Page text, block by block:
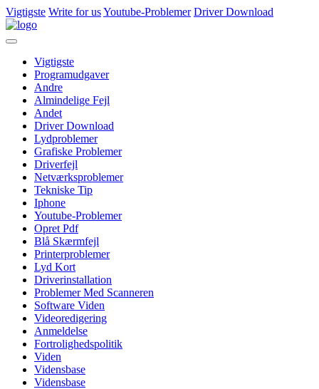
Vigtigste Write for usYoutube-Problemer Driver Download
Vigtigste
Programudgaver
Andre
Almindelige Fejl
Andet
Driver Download
Lydproblemer
Grafiske Problemer
Driverfejl
Netværksproblemer
Tekniske Tip
Iphone
Youtube-Problemer
Opret Pdf
Blå Skærmfejl
Printerproblemer
Lyd Kort
Driverinstallation
Problemer Med Scanneren
Software Viden
Videoredigering
Anmeldelse
Fortrolighedspolitik
Viden
Vidensbase
Vidensbase